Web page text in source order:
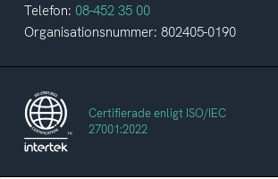
Telefon: 08-452 35 00
Organisationsnummer: 802405-0190
Certifierade enligt ISO/IEC
27001:2022